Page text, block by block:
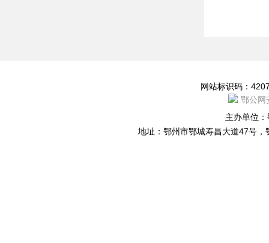
网站标识码：
鄂公网
主办单位
地址：鄂州市鄂城寿昌大道47号